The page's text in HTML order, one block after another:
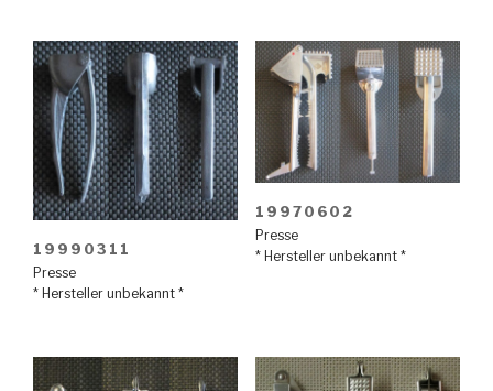
19990311
Presse
* Hersteller unbekannt *
19970602
Presse
* Hersteller unbekannt *